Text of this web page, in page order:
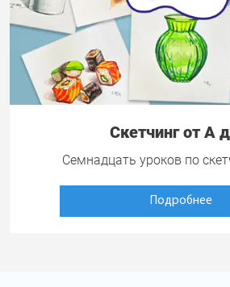
Скетчинг от А
Семнадцать уроков по
Подробнее